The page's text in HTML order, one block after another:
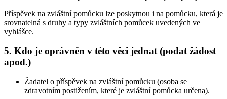
Příspěvek na zvláštní pomůcku lze poskytnou i na pomůcku, která je
srovnatelná s druhy a typy zvláštních pomůcek uvedených ve
vyhlášce.
5. Kdo je oprávněn v této věci jednat (podat žádost
apod.)
Žadatel o příspěvek na zvláštní pomůcku (osoba se
zdravotním postižením, které je zvláštní pomůcka určena).